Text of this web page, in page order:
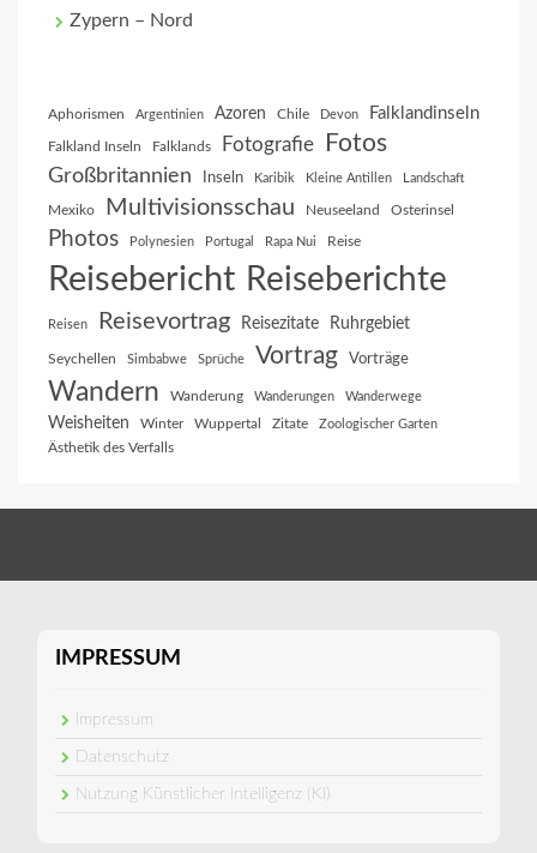
Zypern – Nord
Aphorismen Argentinien Azoren Chile Devon Falklandinseln
Falkland Inseln Falklands Fotografie Fotos
Großbritannien Inseln Karibik Kleine Antillen Landschaft
Mexiko Multivisionsschau Neuseeland Osterinsel
Photos Polynesien Portugal Rapa Nui Reise
Reisebericht Reiseberichte
Reisen Reisevortrag Reisezitate Ruhrgebiet
Seychellen Simbabwe Sprüche Vortrag Vorträge
Wandern Wanderung Wanderungen Wanderwege
Weisheiten Winter Wuppertal Zitate Zoologischer Garten
Ästhetik des Verfalls
IMPRESSUM
Impressum
Datenschutz
Nutzung Künstlicher Intelligenz (KI)